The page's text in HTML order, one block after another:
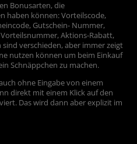
Bonusarten, die
haben können: Vorteilscode,
Gutschein- Nummer,
Aktions-Rabatt,
verschieden, aber immer zeigt
nutzen können um beim Einkauf
Schnäppchen zu machen.
ohne Eingabe von einem
direkt mit einem Klick auf den
Das wird dann aber explizit im